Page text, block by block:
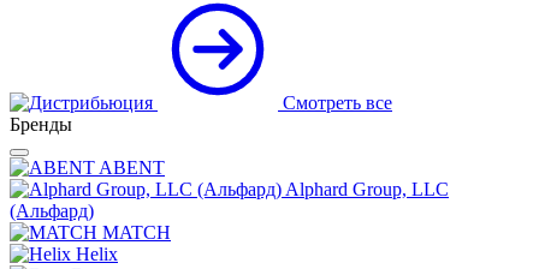
Смотреть все
Бренды
ABENT
Alphard Group, LLC
(Альфард)
MATCH
Helix